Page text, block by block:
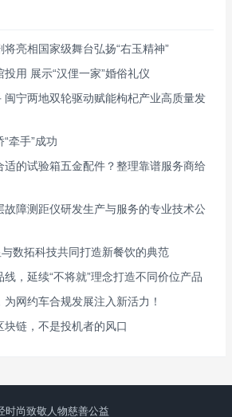
亮相国家级舞台弘扬“右玉精神”
用 展示“汉俚一家”婚俗礼仪
闽宁两地双轮驱动赋能枸杞产业高质量发
牵手”成功
适的试验箱五金配件？整理靠谱服务商给
故障测距仪研发生产与服务的专业技术公
数拓科技共同打造新餐饮的典范
，延续“不将就”理念打造不同价位产品
网约车合规发展注入新活力！
链，不是投机者的风口
时尚致敬人物慈善公益